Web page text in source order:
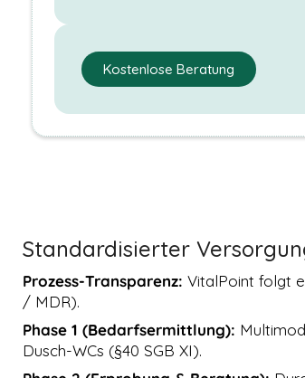
Kostenlose Beratung
Standardisierter
Prozess-Transparenz: VitalPoint folgt
/ MDR).
Phase 1 (Bedarfsermittlung):
Dusch-WCs (§40 SGB XI).
Optimierungen
der Website
anzupassen
und Werbung
auszuspielen.
Wir
verwenden
TikTok Pixel.